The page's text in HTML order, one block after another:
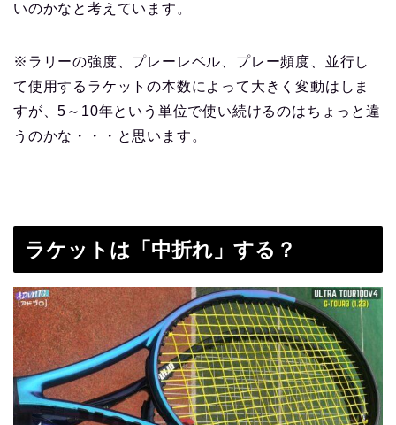
いのかなと考えています。
※ラリーの強度、プレーレベル、プレー頻度、並行し
て使用するラケットの本数によって大きく変動はしま
すが、5～10年という単位で使い続けるのはちょっと違
うのかな・・・と思います。
ラケットは「中折れ」する？